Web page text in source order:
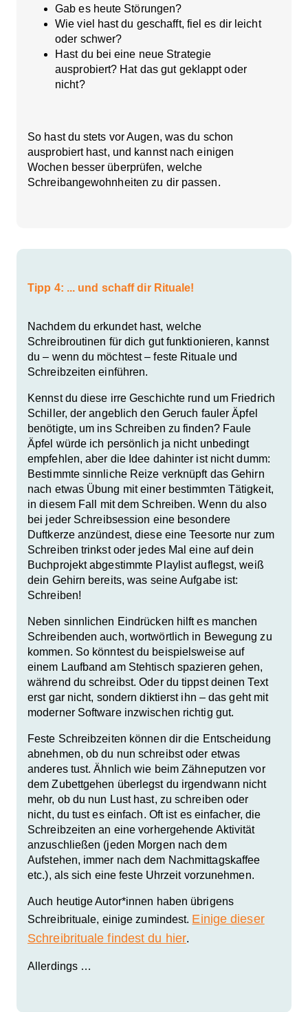
Gab es heute Störungen?
Wie viel hast du geschafft, fiel es dir leicht
oder schwer?
Hast du bei eine neue Strategie
ausprobiert? Hat das gut geklappt oder
nicht?
So hast du stets vor Augen, was du schon
ausprobiert hast, und kannst nach einigen
Wochen besser überprüfen, welche
Schreibangewohnheiten zu dir passen.
Tipp 4: ... und schaff dir Rituale!
Nachdem du erkundet hast, welche
Schreibroutinen für dich gut funktionieren, kannst
du – wenn du möchtest – feste Rituale und
Schreibzeiten einführen.
Kennst du diese irre Geschichte rund um Friedrich
Schiller, der angeblich den Geruch fauler Äpfel
benötigte, um ins Schreiben zu finden? Faule
Äpfel würde ich persönlich ja nicht unbedingt
empfehlen, aber die Idee dahinter ist nicht dumm:
Bestimmte sinnliche Reize verknüpft das Gehirn
nach etwas Übung mit einer bestimmten Tätigkeit,
in diesem Fall mit dem Schreiben. Wenn du also
bei jeder Schreibsession eine besondere
Duftkerze anzündest, diese eine Teesorte nur zum
Schreiben trinkst oder jedes Mal eine auf dein
Buchprojekt abgestimmte Playlist auflegst,weiß
dein Gehirn bereits, was seine Aufgabe ist:
Schreiben!
Neben sinnlichen Eindrücken hilft es manchen
Schreibenden auch, wortwörtlich in Bewegung zu
kommen. So könntest du beispielsweise auf
einem Laufband am Stehtisch spazieren gehen,
während du schreibst. Oder du tippst deinen Text
erst gar nicht, sondern diktierst ihn – das geht mit
moderner Software inzwischen richtig gut.
Feste Schreibzeiten können dir die Entscheidung
abnehmen, ob du nun schreibst oder etwas
anderes tust. Ähnlich wie beim Zähneputzen vor
dem Zubettgehen überlegst du irgendwann nicht
mehr, ob du nun Lust hast, zu schreiben oder
nicht, du tust es einfach. Oft ist es einfacher, die
Schreibzeiten an eine vorhergehende Aktivität
anzuschließen (jeden Morgen nach dem
Aufstehen, immer nach dem Nachmittagskaffee
etc.), als sich eine feste Uhrzeit vorzunehmen.
Auch heutige Autor*innen haben übrigens
Schreibrituale, einige zumindest. Einige dieser
Schreibrituale findest du hier.
Allerdings …